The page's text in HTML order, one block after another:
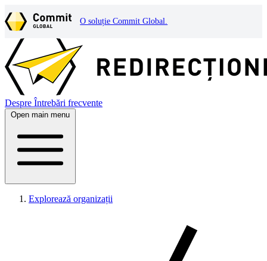
O soluție Commit Global.
Despre Întrebări frecvente
Open main menu
Explorează organizații